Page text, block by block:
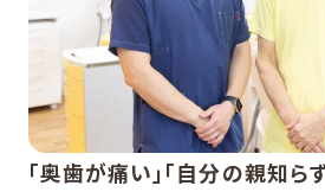
「奥歯が痛い」「自分の親知